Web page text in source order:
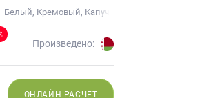
Белый, Кремовый, Капучино, Розовый
Произведено:
ОНЛАЙН РАСЧЕТ